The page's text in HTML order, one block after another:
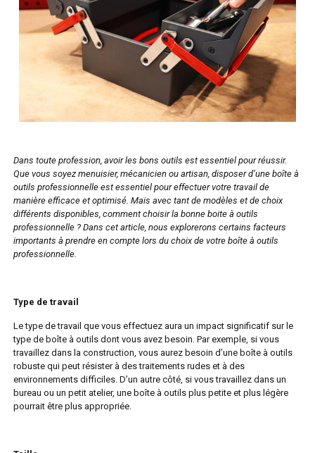
Dans toute profession, avoir les bons outils est essentiel pour réussir.
Que vous soyez menuisier, mécanicien ou artisan, disposer d’une boîte à
outils professionnelle est essentiel pour effectuer votre travail de
manière efficace et optimisé. Mais avec tant de modèles et de choix
différents disponibles, comment choisir la bonneboite à outils
professionnelle ? Dans cet article, nous explorerons certains facteurs
importants à prendre en compte lors du choix de votre boîte à outils
professionnelle.
Type de travail
Le type de travail que vous effectuez aura un impact significatif sur le
type de boîte à outils dont vous avez besoin. Par exemple, si vous
travaillez dans la construction, vous aurez besoin d’une boîte à outils
robuste qui peut résister à des traitements rudes et à des
environnements difficiles. D’un autre côté, si vous travaillez dans un
bureau ou un petit atelier, une boîte à outils plus petite et plus légère
pourrait être plus appropriée.